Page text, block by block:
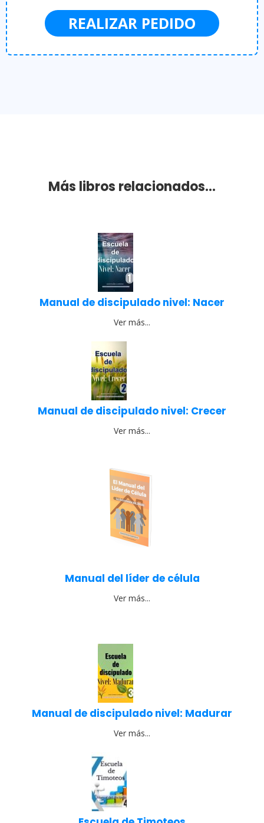
REALIZAR PEDIDO
Más libros relacionados...
Manual de discipulado nivel: Nacer
Ver más...
Manual de discipulado nivel: Crecer
Ver más...
Manual del líder de célula
Ver más...
Manual de discipulado nivel: Madurar
Ver más...